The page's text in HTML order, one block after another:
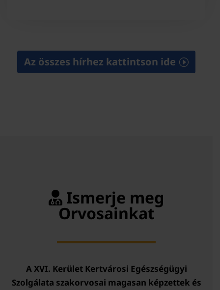
Az összes hírhez kattintson ide
Ismerje meg
Orvosainkat
A XVI. Kerület Kertvárosi Egészségügyi
Szolgálata szakorvosai magasan képzettek és